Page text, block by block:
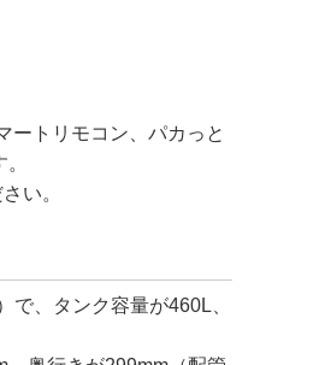
ートリモコン、パカっと
い。
、タンク容量が460L、